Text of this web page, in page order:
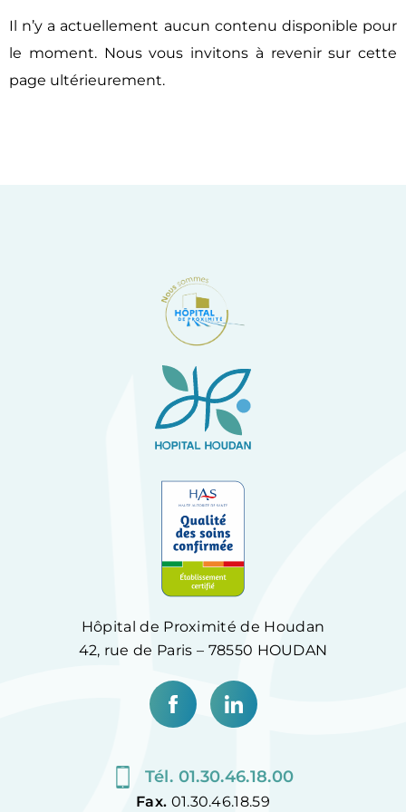
Il n’y a actuellement aucun contenu disponible pour
le moment. Nous vous invitons à revenir sur cette
page ultérieurement.
Hôpital de Proximité de Houdan
42, rue de Paris – 78550 HOUDAN
Tél. 01.30.46.18.00
Fax. 01.30.46.18.59